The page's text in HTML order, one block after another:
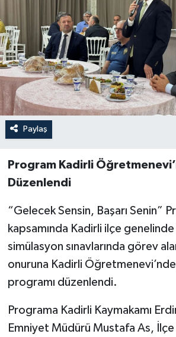
Paylaş
Program Kadirli
Düzenlendi
“Gelecek Sensin, Başarı Senin”
kapsamında Kadirli ilçe
simülasyon sınavlarında görev
onuruna Kadirli
programı düzenlendi.
Programa Kadirli Kaymakamı
Emniyet Müdürü Mustafa As,